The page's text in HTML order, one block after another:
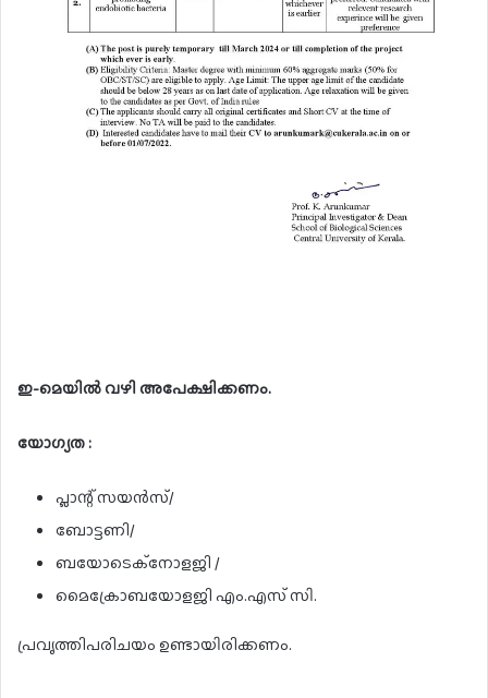
ഇ-മെയിൽ വഴി അപേക്ഷിക്കണം.
യോഗ്യത :
പ്ലാന്റ് സയൻസ്/
ബോട്ടണി/
ബയോടെക്നോളജി /
മൈക്രോബയോളജി എം.എസ് സി.
പ്രവൃത്തിപരിചയം ഉണ്ടായിരിക്കണം.